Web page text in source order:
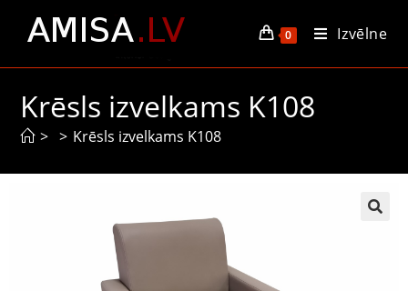
0 Izvēlne
Krēsls izvelkams K108
> > Krēsls izvelkams K108